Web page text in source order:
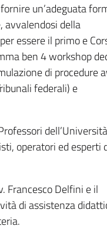
un’adeguata
avvalendosi della
essere il primo e
ben 4 workshop
di procedure
federali) e
operatori ed esperti
Francesco Delfini e il
di assistenza